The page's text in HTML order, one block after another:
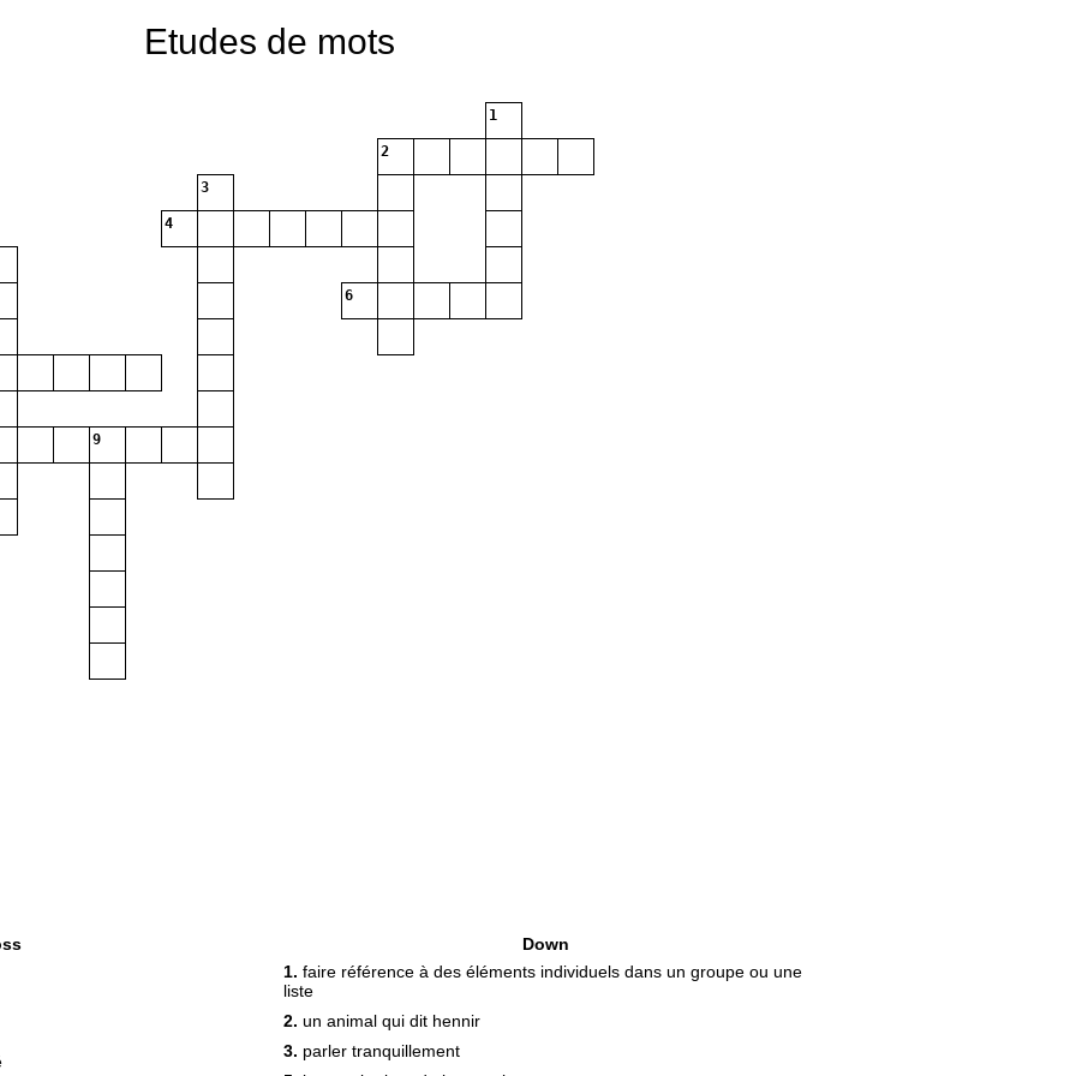
Etudes de mots
1
2
3
4
6
9
Down
1. faire référence à des éléments individuels dans un groupe ou une
liste
2. un animal qui dit hennir
3. parler tranquillement